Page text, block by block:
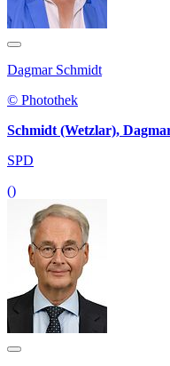
Dagmar Schmidt
© Photothek
Schmidt (Wetzlar),
SPD
()